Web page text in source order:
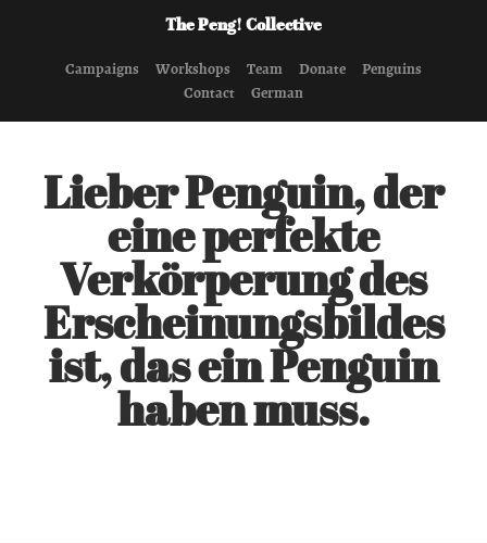
The Peng! Collective
Campaigns Workshops Team Donate
Penguins
Contact
German
Lieber Penguin, der
eine perfekte
Verkörperung des
Erscheinungsbildes
ist, das ein Penguin
haben muss.